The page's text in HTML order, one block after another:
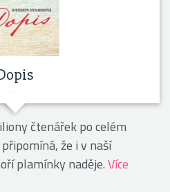
čtenářek po celém
že i v naší
plamínky naděje.Více